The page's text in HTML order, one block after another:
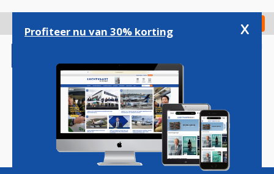
gaan
Check in
Magazine Podcasts Vacatures
Profiteer nu van 30% korting x